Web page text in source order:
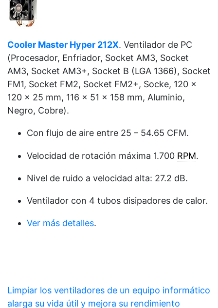
Cooler Master Hyper 212X. Ventilador de PC
(Procesador, Enfriador, Socket AM3, Socket
AM3, Socket AM3+, Socket B (LGA 1366), Socket
FM1, Socket FM2, Socket FM2+, Socke, 120 x
120 x 25 mm, 116 x 51 x 158 mm, Aluminio,
Negro, Cobre).
Con flujo de aire entre 25 – 54.65 CFM.
Velocidad de rotación máxima 1.700 RPM.
Nivel de ruido a velocidad alta: 27.2 dB.
Ventilador con 4 tubos disipadores de calor.
Ver más detalles.
Limpiar los ventiladores de un equipo informático
alarga su vida útil y mejora su rendimiento